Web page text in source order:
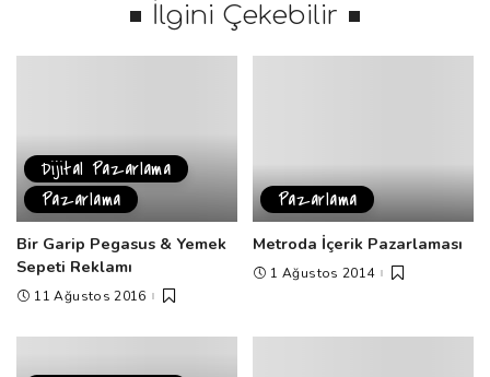
İlgini Çekebilir
Dijital Pazarlama
Pazarlama
Bir Garip Pegasus & Yemek
Sepeti Reklamı
11 Ağustos 2016
Pazarlama
Metroda İçerik Pazarlaması
1 Ağustos 2014